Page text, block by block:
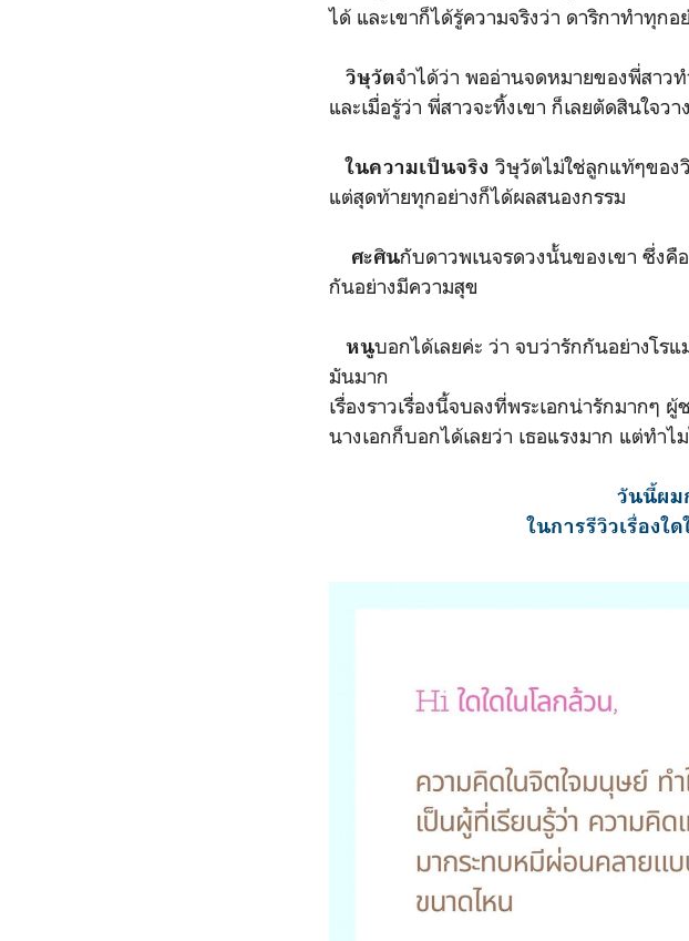
ได้ และเขาก็ได้รู้ความจริงว่า ดาริกาทำทุก
วิษุวัตจำได้ว่า พออ่านจดหมายของพี่สาว
และเมื่อรู้ว่า พี่สาวจะทิ้งเขา ก็เลยตัดสินใจว
ในความเป็นจริง วิษุวัตไม่ใช่ลูกแท้ๆของ
แต่สุดท้ายทุกอย่างก็ได้ผลสนองกรรม
ศะศินกับดาวพเนจรดวงนั้นของเขา ซึ่งคื
กันอย่างมีความสุข
หนูบอกได้เลยค่ะ ว่า จบว่ารักกันอย่างโ
มันมาก
เรื่องราวเรื่องนี้จบลงที่พระเอกน่ารักมากๆ
นางเอกก็บอกได้เลยว่า เธอแรงมาก แต่ทำ
วันนี้ผม
ในการรีวิวเรื่อง